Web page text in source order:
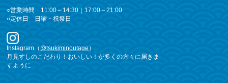
○営業時間 11:00～14:30｜17:00～21:00
○定休日 日曜・祝祭日
Instagram（ @tsukiminoutage ）
月見すしのこだわり！おいしい！が多くの方々に届きま
すように